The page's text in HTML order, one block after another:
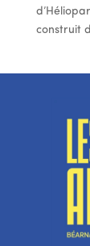
construit